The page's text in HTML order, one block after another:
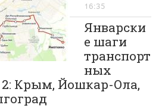
16:35
Январски
е шаги
транспорт
ных
Крым, Йошкар-Ола,